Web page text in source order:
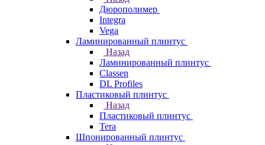
Дюрополимер
Integra
Vega
Ламинированный плинтус
Назад
Ламинированный плинтус
Classen
DL Profiles
Пластиковый плинтус
Назад
Пластиковый плинтус
Tera
Шпонированный плинтус